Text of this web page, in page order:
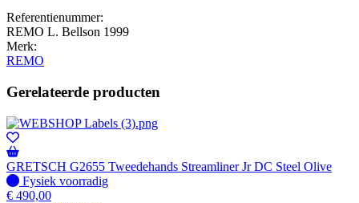
Referentienummer:
REMO L. Bellson 1999
Merk:
REMO
Gerelateerde producten
GRETSCH G2655 Tweedehands Streamliner Jr DC Steel Olive
Fysiek voorradig
Fysiek voorradig
€ 490,00